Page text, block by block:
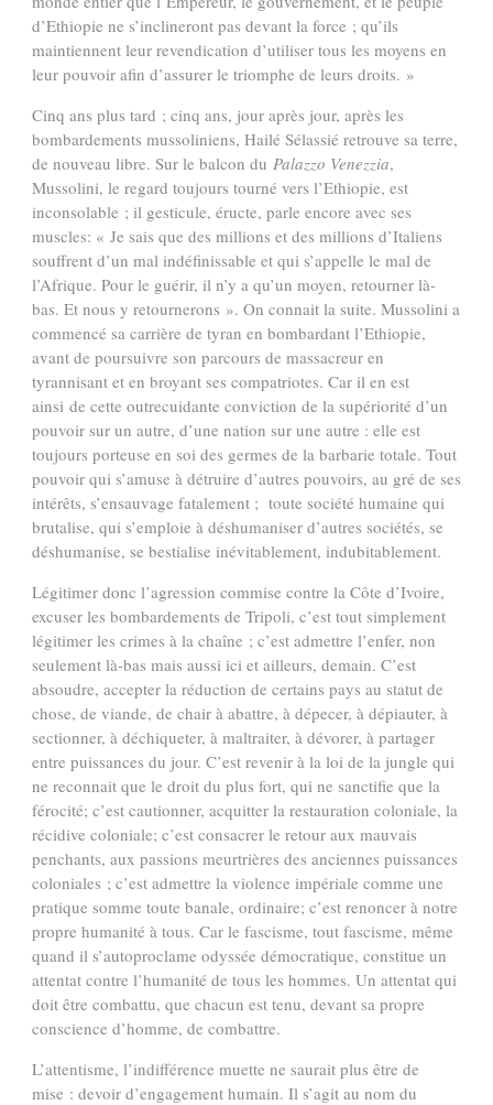
d’Ethiopie ne s’inclineront pas devant la force ; qu’ils
maintiennent leur revendication d’utiliser tous les moyens en
leur pouvoir afin d’assurer le triomphe de leurs droits. »
Cinq ans plus tard ; cinq ans, jour après jour, après les
bombardements mussoliniens, Hailé Sélassié retrouve sa terre,
de nouveau libre. Sur le balcon du Palazzo Venezzia,
Mussolini, le regard toujours tourné vers l’Ethiopie, est
inconsolable ; il gesticule, éructe, parle encore avec ses
muscles: « Je sais que des millions et des millions d’Italiens
souffrent d’un mal indéfinissable et qui s’appelle le mal de
l’Afrique. Pour le guérir, il n’y a qu’un moyen, retourner là-
bas. Et nous y retournerons ». On connait la suite. Mussolini a
commencé sa carrière de tyran en bombardant l’Ethiopie,
avant de poursuivre son parcours de massacreur en
tyrannisant et en broyant ses compatriotes. Car il en est
ainsi de cette outrecuidante conviction de la supériorité d’un
pouvoir sur un autre, d’une nation sur une autre : elle est
toujours porteuse en soi des germes de la barbarie totale. Tout
pouvoir qui s’amuse à détruire d’autres pouvoirs, au gré de ses
intérêts, s’ensauvage fatalement ; toute société humaine qui
brutalise, qui s’emploie à déshumaniser d’autres sociétés, se
déshumanise, se bestialise inévitablement, indubitablement.
Légitimer donc l’agression commise contre la Côte d’Ivoire,
excuser les bombardements de Tripoli, c’est tout simplement
légitimer les crimes à la chaîne ; c’est admettre l’enfer, non
seulement là-bas mais aussi ici et ailleurs, demain. C’est
absoudre, accepter la réduction de certains pays au statut de
chose, de viande, de chair à abattre, à dépecer, à dépiauter, à
sectionner, à déchiqueter, à maltraiter, à dévorer, à partager
entre puissances du jour. C’est revenir à la loi de la jungle qui
ne reconnait que le droit du plus fort, qui ne sanctifie que la
férocité; c’est cautionner, acquitter la restauration coloniale, la
récidive coloniale; c’est consacrer le retour aux mauvais
penchants, aux passions meurtrières des anciennes puissances
coloniales ; c’est admettre la violence impériale comme une
pratique somme toute banale, ordinaire; c’est renoncer à notre
propre humanité à tous. Car le fascisme, tout fascisme, même
quand il s’autoproclame odyssée démocratique, constitue un
attentat contre l’humanité de tous les hommes. Un attentat qui
doit être combattu, que chacun est tenu, devant sa propre
conscience d’homme, de combattre.
L’attentisme, l’indifférence muette ne saurait plus être de
mise : devoir d’engagement humain. Il s’agit au nom du